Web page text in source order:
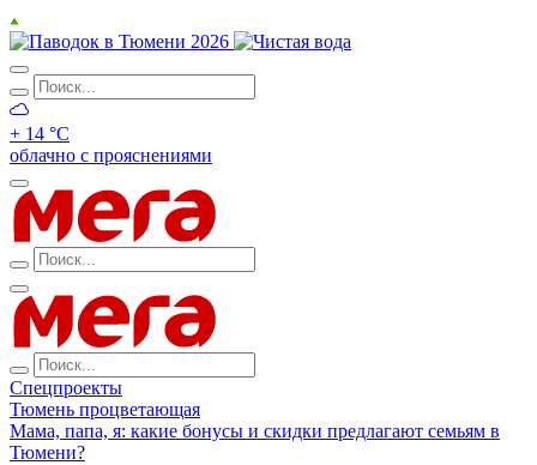
+ 14 °С
облачно с прояснениями
Спецпроекты
Тюмень процветающая
Мама, папа, я: какие бонусы и скидки предлагают семьям в
Тюмени?